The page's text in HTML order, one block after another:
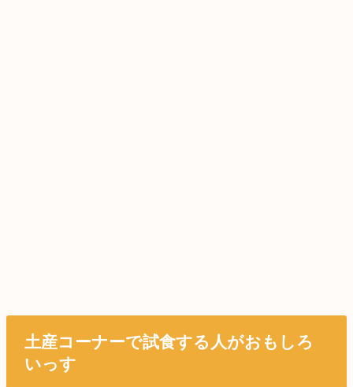
土産コーナーで試食する人がおもしろ
いっす